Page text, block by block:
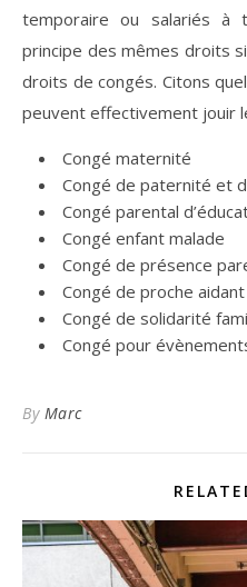
temporaire ou salariés à
principe des mêmes droits si
droits de congés. Citons
peuvent effectivement jouir
Congé maternité
Congé de paternité et
Congé parental
Congé enfant malade
Congé de présence
Congé de proche aidant
Congé de solidarité
Congé pour
By Marc